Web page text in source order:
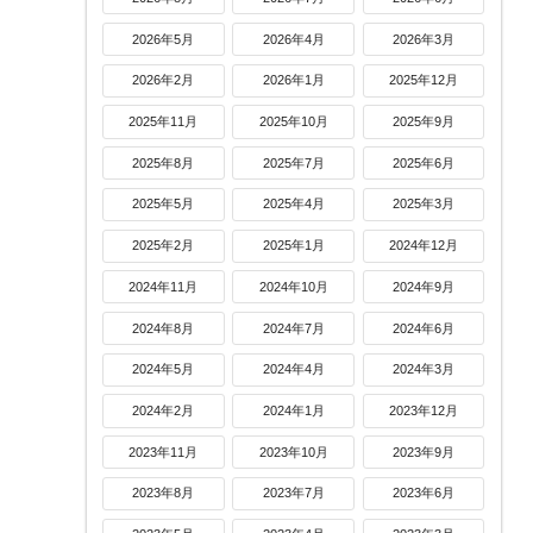
2026年5月 2026年4月 2026年3月
2026年2月 2026年1月 2025年12月
2025年11月 2025年10月 2025年9月
2025年8月 2025年7月 2025年6月
2025年5月 2025年4月 2025年3月
2025年2月 2025年1月 2024年12月
2024年11月 2024年10月 2024年9月
2024年8月 2024年7月 2024年6月
2024年5月 2024年4月 2024年3月
2024年2月 2024年1月 2023年12月
2023年11月 2023年10月 2023年9月
2023年8月 2023年7月 2023年6月